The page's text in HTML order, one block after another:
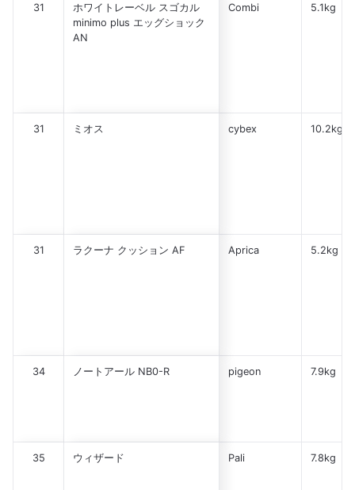
31
ホワイトレーベル スゴカル
minimo plus エッグショック
AN
Combi 5.1kg
31 ミオス cybex 10.2kg
31 ラクーナ クッション AF Aprica 5.2kg
34 ノートアール NB0-R pigeon 7.9kg
35 ウィザード Pali 7.8kg